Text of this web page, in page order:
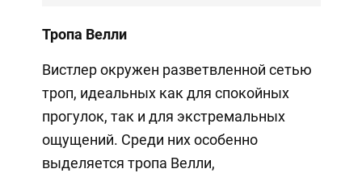
Тропа Велли
Вистлер окружен разветвленной сетью
троп, идеальных как для спокойных
прогулок, так и для экстремальных
ощущений. Среди них особенно
выделяется тропа Велли,